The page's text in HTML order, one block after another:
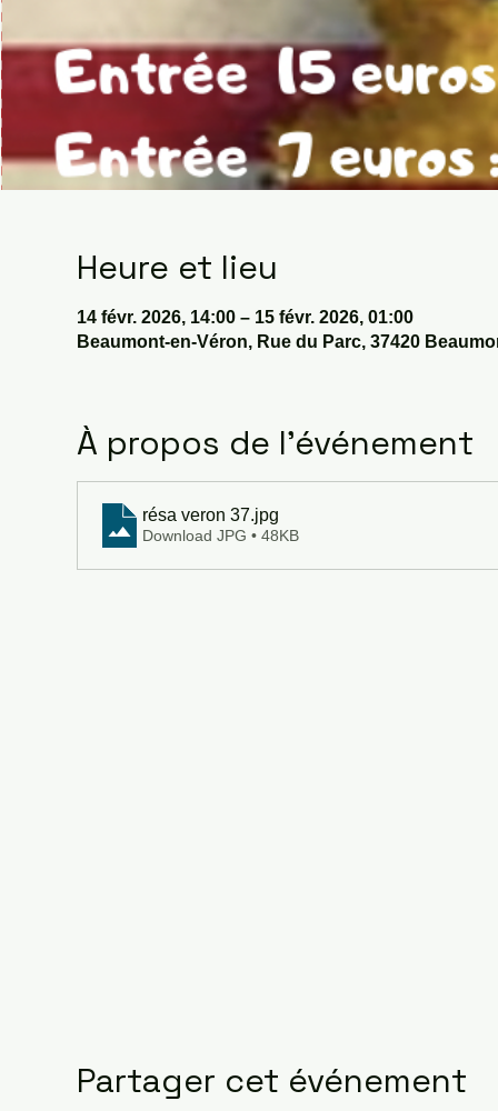
Heure et lieu
14 févr. 2026, 14:00 – 15 févr. 2026, 01:00
Beaumont-en-Véron, Rue du Parc, 37420
À propos de l'événement
résa veron 37.jpg
Download JPG • 48KB
Partager cet événement